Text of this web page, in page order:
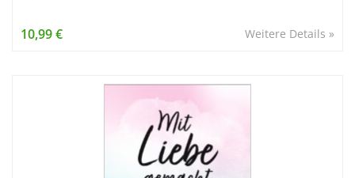
Weitere Details »
10,99 €